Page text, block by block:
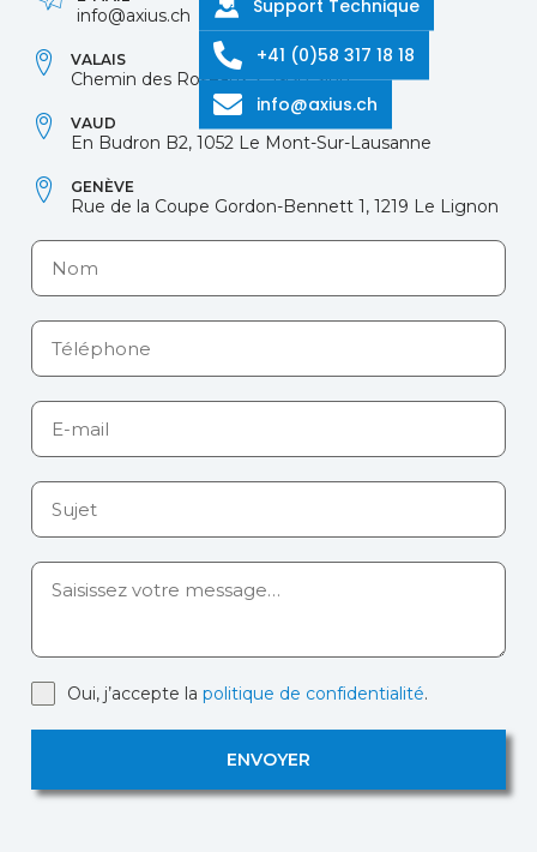
info@axius.ch
VALAIS
Chemin des Roseaux 2, 1950 Sion
VAUD
En Budron B2, 1052 Le Mont-Sur-Lausanne
GENÈVE
Rue de la Coupe Gordon-Bennett 1, 1219 Le Lignon
Oui, j’accepte la politique de confidentialité.
ENVOYER
Support Technique
+41 (0)58 317 18 18
info@axius.ch